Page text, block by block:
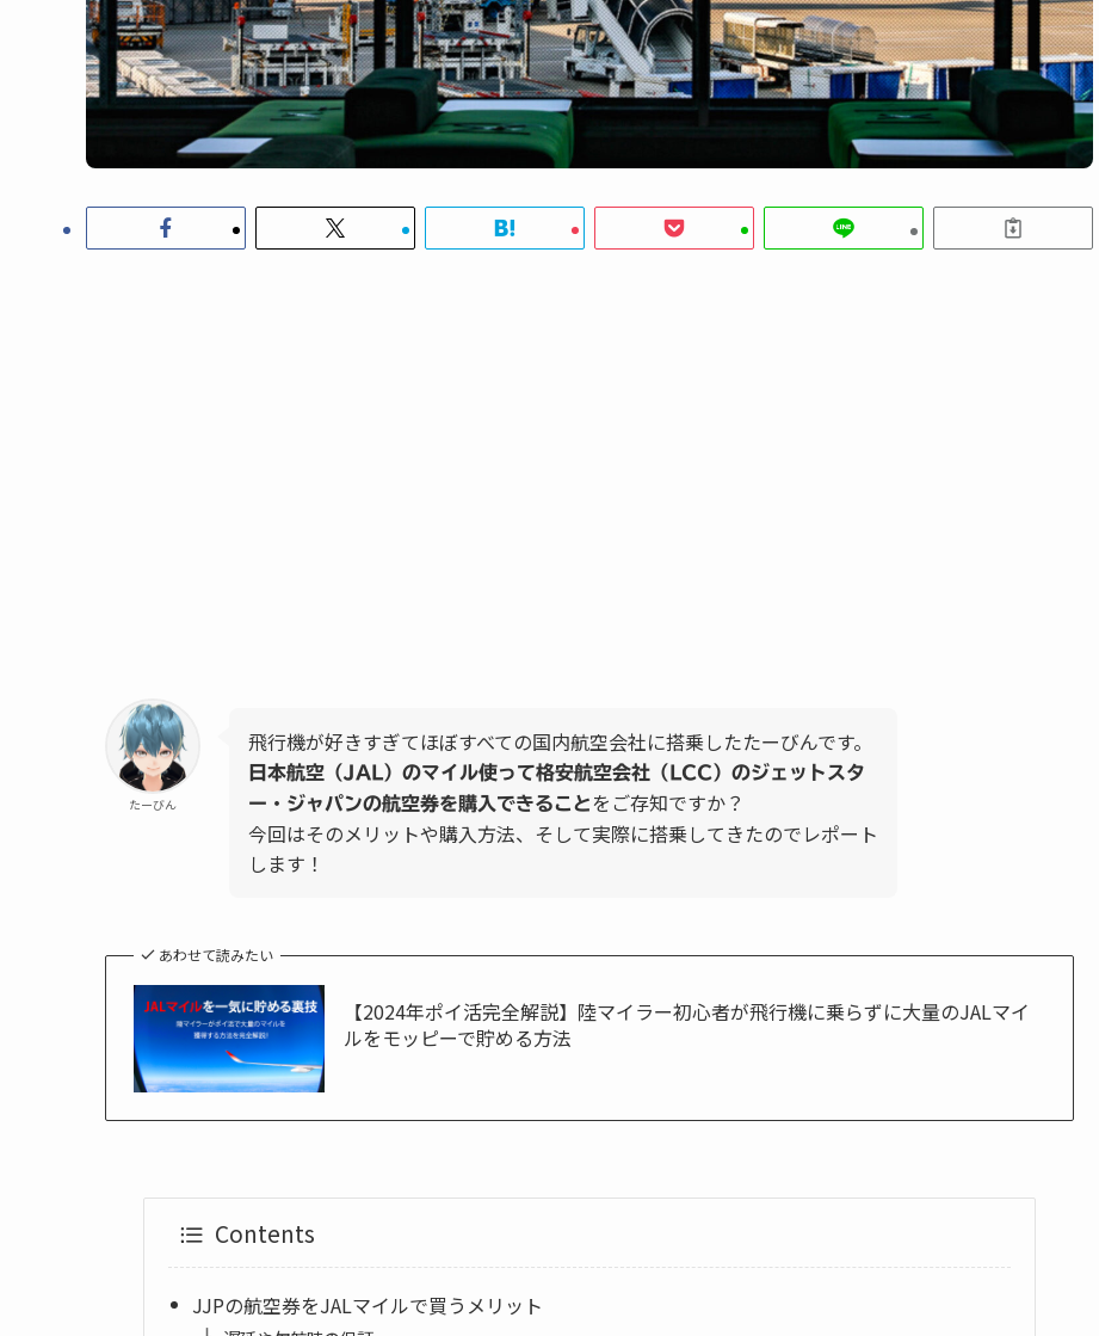
たーびん
飛行機が好きすぎてほぼすべての国内航空会社に搭乗したたーびんです。
日本航空（JAL）のマイル使って格安航空会社（LCC）のジェットスタ
ー・ジャパンの航空券を購入できること をご存知ですか？
今回はそのメリットや購入方法、そして実際に搭乗してきたのでレポート
します！
あわせて読みたい
【2024年ポイ活完全解説】陸マイラー初心者が飛行機に乗らずに大量のJALマイ
ルをモッピーで貯める方法
Contents
JJPの航空券をJALマイルで買うメリット